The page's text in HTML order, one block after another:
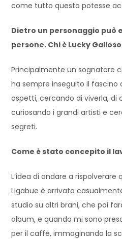
come tutto questo potesse
Dietro un personaggio può
persone. Chi è Lucky
Principalmente un sognatore
ha sempre inseguito il fascino
aspetti, cercando di viverla, di
curiosando i grandi artisti e
segreti.
Come è stato concepito il
L’idea di andare a rispolverare
Ligabue è arrivata
studio su altri brani, che poi
album, e quando mi sono
per il caffè, immaginando la